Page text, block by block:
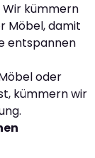
kümmern
Möbel, damit
entspannen
oder
kümmern wir